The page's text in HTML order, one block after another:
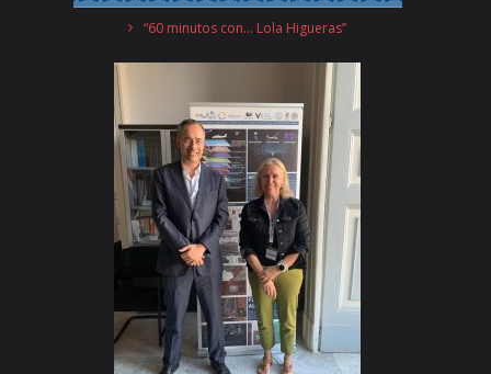
“60 minutos con… Lola Higueras”